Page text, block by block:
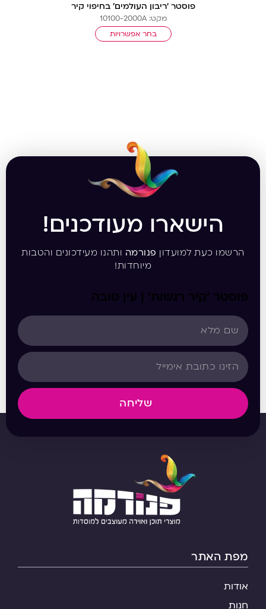
פוסטר ‘ריבון העולמים’ בחיפוי קיר
מקט: 10100-2000A
בחר אפשרויות
הישארו מעודכנים!
הרשמו כעת למועדון פנורמה ותהנו מעידכונים והטבות
מיוחדות!
פוסטר ‘קיר רגשות’ | עין טובה
שליחה
מפת האתר
אודות
חנות